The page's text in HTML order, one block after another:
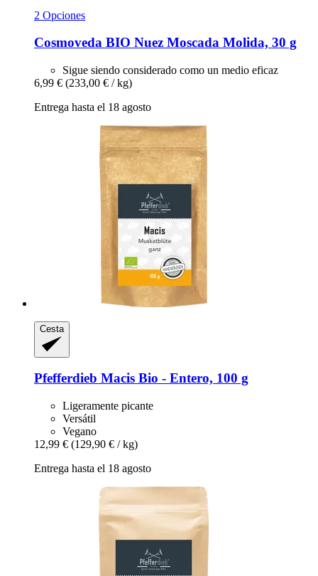
2 Opciones
Cosmoveda BIO Nuez Moscada Molida, 30 g
Sigue siendo considerado como un medio eficaz
6,99 € (233,00 € / kg)
Entrega hasta el 18 agosto
Cesta
Pfefferdieb Macis Bio -​ Entero, 100 g
Ligeramente picante
Versátil
Vegano
12,99 € (129,90 € / kg)
Entrega hasta el 18 agosto